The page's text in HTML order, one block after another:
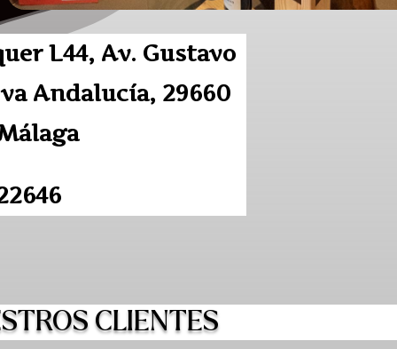
L44, Av. Gustavo
Andalucía, 29660
CLIENTES